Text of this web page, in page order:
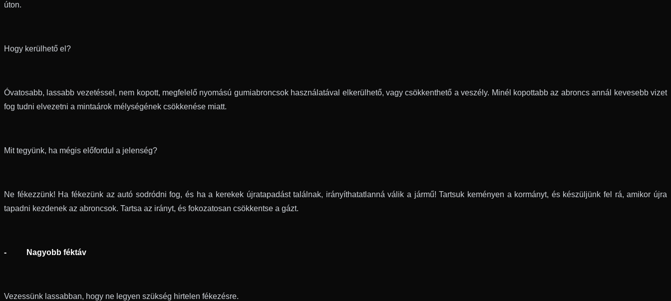
úton.
Hogy kerülhető el?
Óvatosabb, lassabb vezetéssel, nem kopott, megfelelő nyomású gumiabroncsok használatával elkerülhető, vagy csökkenthető a veszély. Minél kopottabb az abroncs annál kevesebb vizet
fog tudni elvezetni a mintaárok mélységének csökkenése miatt.
Mit tegyünk, ha mégis előfordul a jelenség?
Ne fékezzünk! Ha fékezünk az autó sodródni fog, és ha a kerekek újratapadást találnak, irányíthatatlanná válik a jármű! Tartsuk keményen a kormányt, és készüljünk fel rá, amikor újra
tapadni kezdenek az abroncsok. Tartsa az irányt, és fokozatosan csökkentse a gázt.
- Nagyobb féktáv
Vezessünk lassabban, hogy ne legyen szükség hirtelen fékezésre.